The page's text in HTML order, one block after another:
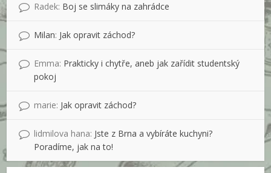
Radek: Boj se slimáky na zahrádce
Milan: Jak opravit záchod?
Emma: Prakticky i chytře, aneb jak zařídit studentský
pokoj
marie: Jak opravit záchod?
lidmilova hana: Jste z Brna a vybíráte kuchyni?
Poradíme, jak na to!